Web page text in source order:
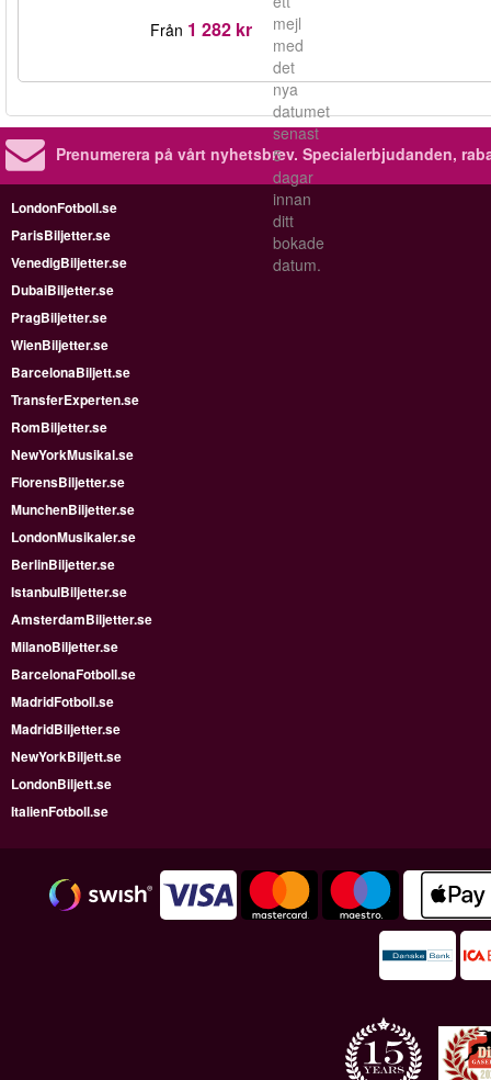
mejl
med
det
nya
datumet
senast
5
dagar
innan
ditt
bokade
datum.
Från 1 282 kr
Prenumerera på vårt nyhetsbrev. Specialerbjudanden,
LondonFotboll.se
ParisBiljetter.se
VenedigBiljetter.se
DubaiBiljetter.se
PragBiljetter.se
WienBiljetter.se
BarcelonaBiljett.se
TransferExperten.se
RomBiljetter.se
NewYorkMusikal.se
FlorensBiljetter.se
MunchenBiljetter.se
LondonMusikaler.se
BerlinBiljetter.se
IstanbulBiljetter.se
AmsterdamBiljetter.se
MilanoBiljetter.se
BarcelonaFotboll.se
MadridFotboll.se
MadridBiljetter.se
NewYorkBiljett.se
LondonBiljett.se
ItalienFotboll.se